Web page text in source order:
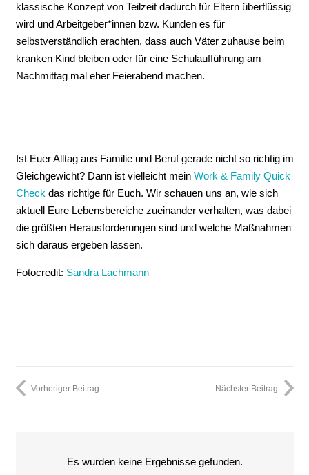
klassische Konzept von Teilzeit dadurch für Eltern überflüssig
wird und Arbeitgeber*innen bzw. Kunden es für
selbstverständlich erachten, dass auch Väter zuhause beim
kranken Kind bleiben oder für eine Schulaufführung am
Nachmittag mal eher Feierabend machen.
Ist Euer Alltag aus Familie und Beruf gerade nicht so richtig im
Gleichgewicht? Dann ist vielleicht mein Work & Family Quick
Check das richtige für Euch. Wir schauen uns an, wie sich
aktuell Eure Lebensbereiche zueinander verhalten, was dabei
die größten Herausforderungen sind und welche Maßnahmen
sich daraus ergeben lassen.
Fotocredit: Sandra Lachmann
Vorheriger Beitrag Nächster Beitrag
Es wurden keine Ergebnisse gefunden.